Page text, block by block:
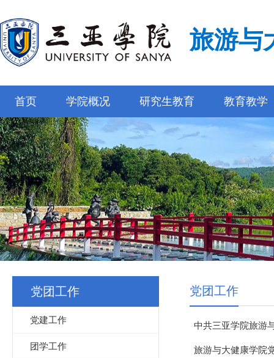
旅游与
首页 学院概况 研究生教育 教育教学
党团工作
党建工作
团学工作
党团工作
中共三亚学院旅游
旅游与大健康学院